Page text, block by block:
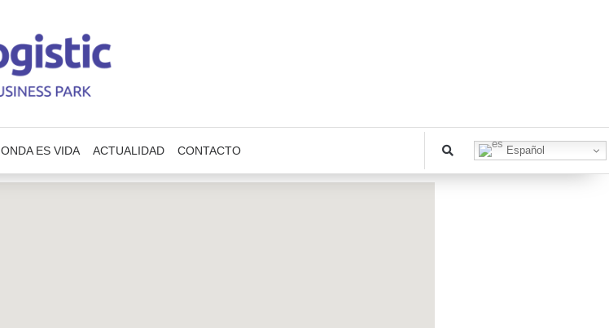
ONDA ES VIDA ACTUALIDAD CONTACTO Español